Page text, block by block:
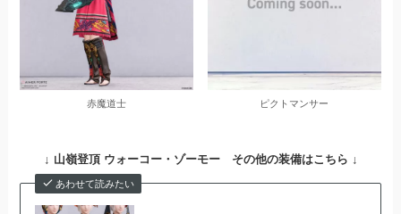
赤魔道士 ピクトマンサー
↓ 山嶺登頂 ウォーコー・ゾーモーその他の装備はこちら ↓
あわせて読みたい